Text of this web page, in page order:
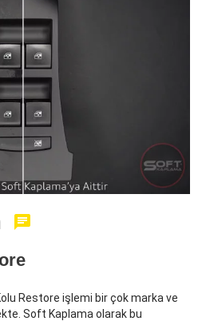
Restore işlemi bir çok marka ve
Soft Kaplama olarak bu